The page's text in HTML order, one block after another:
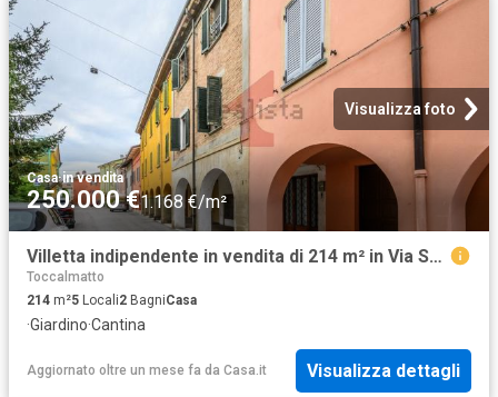
Visualizza foto
Casa·in vendita
250.000 €1.168 €/m²
Villetta indipendente in vendita di 214 m² in Via Sanvitale, 2
Toccalmatto
214 m²5 Locali2 BagniCasa
·Giardino·Cantina
Aggiornato oltre un mese fa da Casa.it Visualizza dettagli